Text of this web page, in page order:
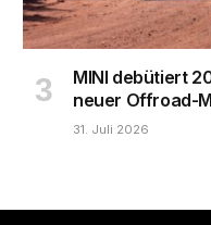
MINI debütiert
neuer Offroad-
31. Juli 2026